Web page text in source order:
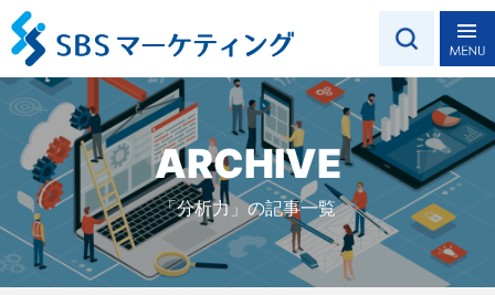
ARCHIVE
「分析力」の記事一覧